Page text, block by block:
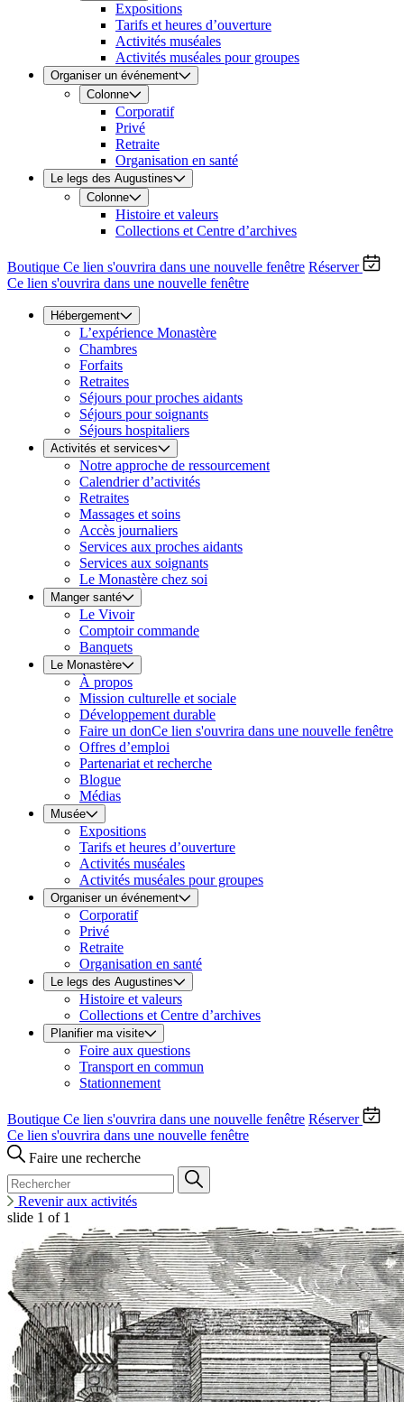
Expositions
Tarifs et heures d’ouverture
Activités muséales
Activités muséales pour groupes
Organiser un événement
Colonne
Corporatif
Privé
Retraite
Organisation en santé
Le legs des Augustines
Colonne
Histoire et valeurs
Collections et Centre d’archives
Boutique Ce lien s'ouvrira dans une nouvelle fenêtre Réserver
Ce lien s'ouvrira dans une nouvelle fenêtre
Hébergement
L’expérience Monastère
Chambres
Forfaits
Retraites
Séjours pour proches aidants
Séjours pour soignants
Séjours hospitaliers
Activités et services
Notre approche de ressourcement
Calendrier d’activités
Retraites
Massages et soins
Accès journaliers
Services aux proches aidants
Services aux soignants
Le Monastère chez soi
Manger santé
Le Vivoir
Comptoir commande
Banquets
Le Monastère
À propos
Mission culturelle et sociale
Développement durable
Faire un donCe lien s'ouvrira dans une nouvelle fenêtre
Offres d’emploi
Partenariat et recherche
Blogue
Médias
Musée
Expositions
Tarifs et heures d’ouverture
Activités muséales
Activités muséales pour groupes
Organiser un événement
Corporatif
Privé
Retraite
Organisation en santé
Le legs des Augustines
Histoire et valeurs
Collections et Centre d’archives
Planifier ma visite
Foire aux questions
Transport en commun
Stationnement
Boutique Ce lien s'ouvrira dans une nouvelle fenêtre Réserver
Ce lien s'ouvrira dans une nouvelle fenêtre
Faire une recherche
Revenir aux activités
slide 1 of 1